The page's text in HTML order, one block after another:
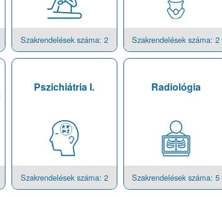
Szakrendelések száma: 2 Szakrendelések száma: 2
Pszichiátria I.
Szakrendelések száma: 2
Radiológia
Szakrendelések száma: 5